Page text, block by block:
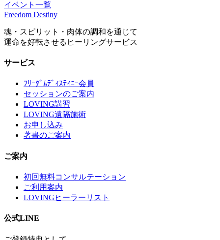
イベント一覧
Freedom Destiny
魂・スピリット・肉体の調和を通じて
運命を好転させるヒーリングサービス
サービス
ﾌﾘｰﾀﾞﾑﾃﾞｨｽﾃｨﾆｰ会員
セッションのご案内
LOVING講習
LOVING遠隔施術
お申し込み
著書のご案内
ご案内
初回無料コンサルテーション
ご利用案内
LOVINGヒーラーリスト
公式LINE